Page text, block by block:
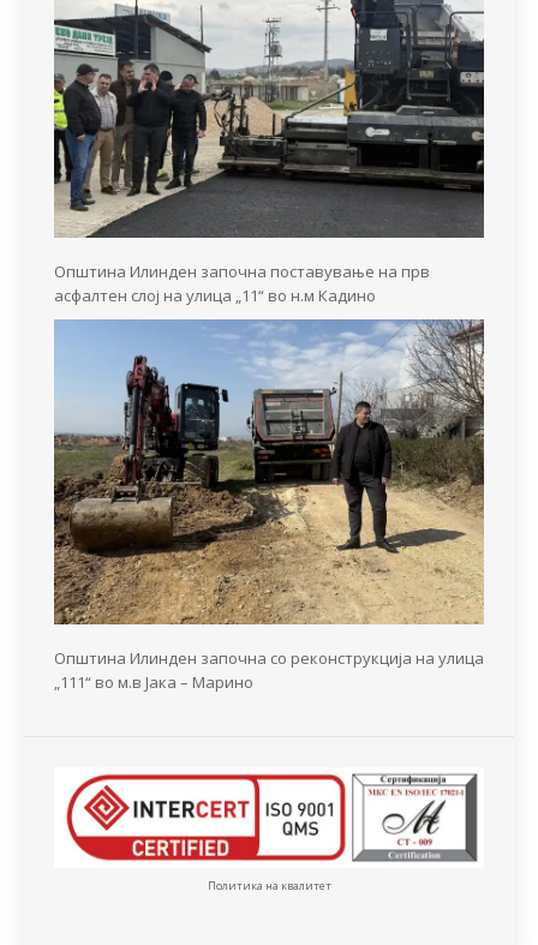
Општина Илинден започна поставување на прв
асфалтен слој на улица „11“ во н.м Кадино
Општина Илинден започна со реконструкција на улица
„111“ во м.в Јака – Марино
Политика на квалитет